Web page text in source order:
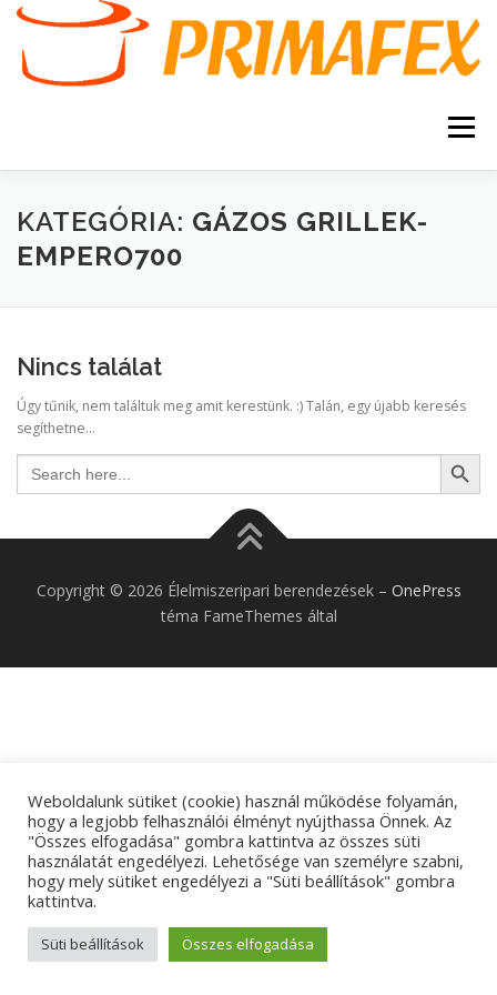
Tovább
tartalomhoz
Menü
KEZDŐOLDAL KAPCSOLAT TERMÉKEK
VÁSÁRLÁSI FELTÉTELEK
KATEGÓRIA: GÁZOS GRILLEK-
EMPERO700
Nincs találat
Úgy tűnik, nem találtuk meg amit kerestünk. :) Talán, egy újabb keresés
segíthetne...
Search
for:
Search Button
Copyright © 2026 Élelmiszeripari berendezések – OnePress
téma FameThemes által
Weboldalunk sütiket (cookie) használ működése folyamán,
hogy a legjobb felhasználói élményt nyújthassa Önnek. Az
"Összes elfogadása" gombra kattintva az összes süti
használatát engedélyezi. Lehetősége van személyre szabni,
hogy mely sütiket engedélyezi a "Süti beállítások" gombra
kattintva.
Süti beállítások Összes elfogadása